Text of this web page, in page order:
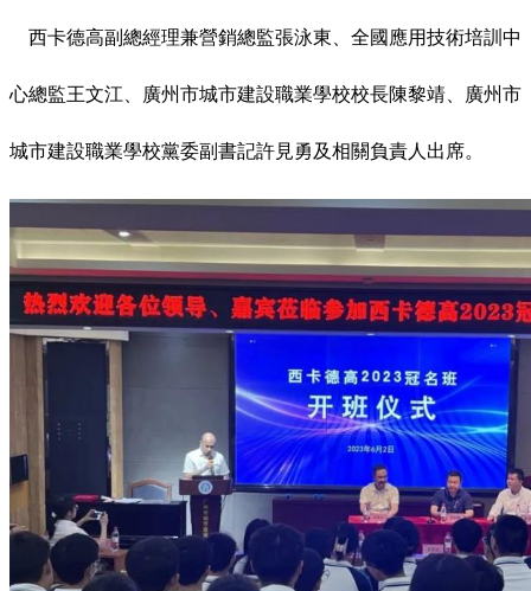
西卡德高副總經理兼營銷總監張泳東、全國應用技術培訓中
心總監王文江、廣州市城市建設職業學校校長陳黎靖、廣州市
城市建設職業學校黨委副書記許見勇及相關負責人出席。